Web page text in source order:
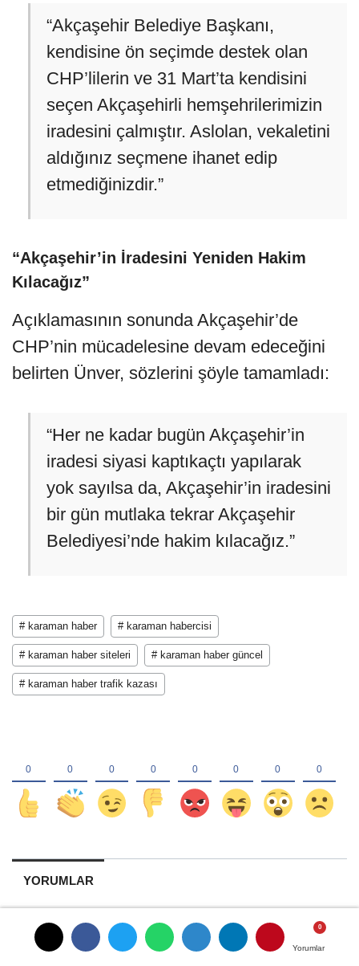
Yorumlar
Yorumlar
“Akçaşehir Belediye Başkanı,
kendisine ön seçimde destek olan
CHP’lilerin ve 31 Mart’ta kendisini
seçen Akçaşehirli hemşehrilerimizin
iradesini çalmıştır. Aslolan, vekaletini
aldığınız seçmene ihanet edip
etmediğinizdir.”
“Akçaşehir’in İradesini Yeniden Hakim
Kılacağız”
Açıklamasının sonunda Akçaşehir’de
CHP’nin mücadelesine devam edeceğini
belirten Ünver, sözlerini şöyle tamamladı:
“Her ne kadar bugün Akçaşehir’in
iradesi siyasi kaptıkaçtı yapılarak
yok sayılsa da, Akçaşehir’in iradesini
bir gün mutlaka tekrar Akçaşehir
Belediyesi’nde hakim kılacağız.”
# karaman haber # karaman habercisi
# karaman haber siteleri # karaman haber güncel
# karaman haber trafik kazası
YORUMLAR